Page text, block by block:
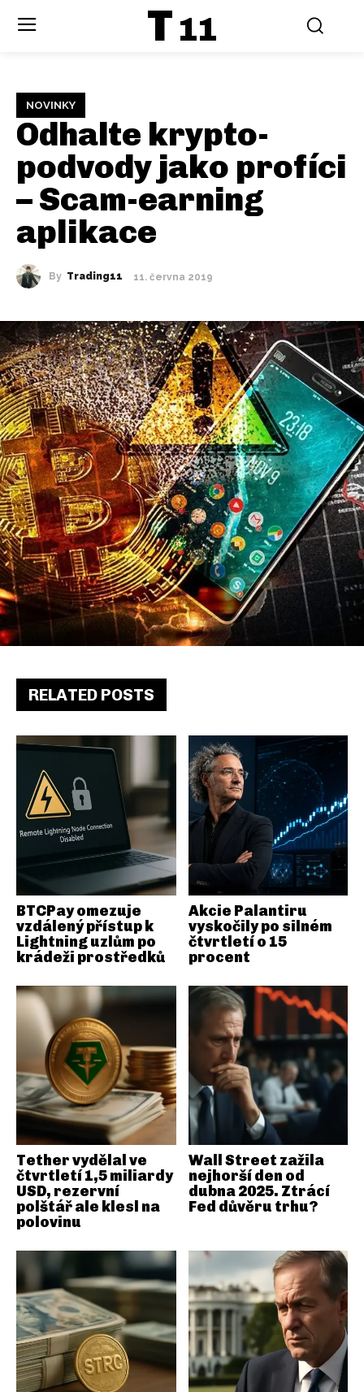
T 11
NOVINKY
Odhalte krypto-
podvody jako profíci
– Scam-earning
aplikace
By Trading11 11. června 2019
RELATED POSTS
BTCPay omezuje
vzdálený přístup k
Lightning uzlům po
krádeži prostředků
Akcie Palantiru
vyskočily po silném
čtvrtletí o 15
procent
Tether vydělal ve
čtvrtletí 1,5 miliardy
USD, rezervní
polštář ale klesl na
polovinu
Wall Street zažila
nejhorší den od
dubna 2025. Ztrácí
Fed důvěru trhu?